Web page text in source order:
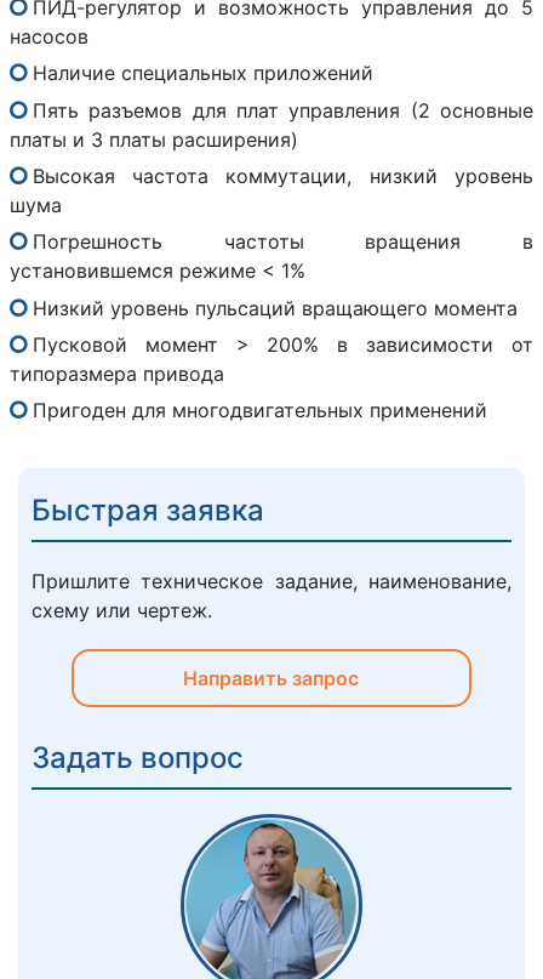
ПИД-регулятор и возможность управления до 5
насосов
Наличие специальных приложений
Пять разъемов для плат управления (2 основные
платы и 3 платы расширения)
Высокая частота коммутации, низкий уровень
шума
Погрешность частоты вращения в
установившемся режиме < 1%
Низкий уровень пульсаций вращающего момента
Пусковой момент > 200% в зависимости от
типоразмера привода
Пригоден для многодвигательных применений
Быстрая заявка
Пришлите техническое задание, наименование,
схему или чертеж.
Направить запрос
Задать вопрос